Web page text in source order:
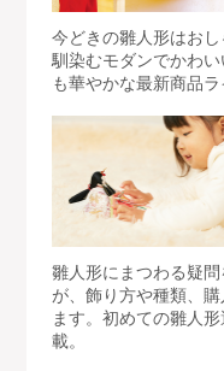
今どきの雛人形はお
馴染むモダンでかわ
も華やかな最新商品
雛人形にまつわる疑
が、飾り方や種類、
ます。初めての雛人
載。